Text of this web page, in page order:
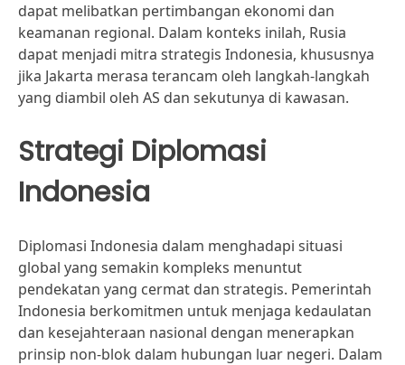
dapat melibatkan pertimbangan ekonomi dan
keamanan regional. Dalam konteks inilah, Rusia
dapat menjadi mitra strategis Indonesia, khususnya
jika Jakarta merasa terancam oleh langkah-langkah
yang diambil oleh AS dan sekutunya di kawasan.
Strategi Diplomasi
Indonesia
Diplomasi Indonesia dalam menghadapi situasi
global yang semakin kompleks menuntut
pendekatan yang cermat dan strategis. Pemerintah
Indonesia berkomitmen untuk menjaga kedaulatan
dan kesejahteraan nasional dengan menerapkan
prinsip non-blok dalam hubungan luar negeri. Dalam